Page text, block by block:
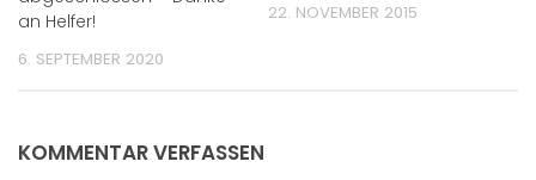
an Helfer!
6. SEPTEMBER 2020
22. NOVEMBER 2015
KOMMENTAR VERFASSEN